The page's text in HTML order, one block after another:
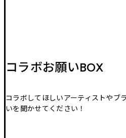
コラボお願いBOX
コラボしてほしいアーティストやブ
いを聞かせてください！